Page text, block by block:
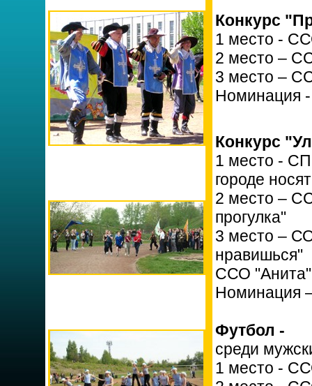
Конкурс
1 место -
2 место –
3 место –
Номинация
Конкурс
1 место -
городе
2 место –
прогулка"
3 место –
нравишься"
ССО "Анита"
Номинация
Футбол -
среди
1 место -